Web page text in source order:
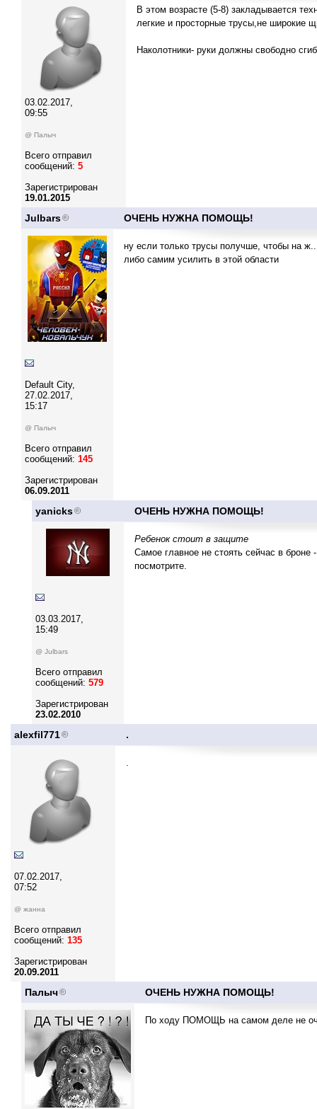
03.02.2017,
09:55
@ Палыч
Всего отправил
сообщений: 5
Зарегистрирован
19.01.2015
В этом возрасте (5-8) закладывается
легкие и просторные трусы,не широкие
Наколотники- руки должны свободно
Julbars ОЧЕНЬ НУЖНА ПОМОЩЬ!
Default City,
27.02.2017,
15:17
@ Палыч
Всего отправил
сообщений: 145
Зарегистрирован
06.09.2011
ну если только трусы получше, чтобы на
либо самим усилить в этой области
yanicks ОЧЕНЬ НУЖНА ПОМОЩЬ!
03.03.2017,
15:49
@ Julbars
Всего отправил
сообщений: 579
Зарегистрирован
23.02.2010
Ребенок стоит в защите
Самое главное не стоять сейчас в
посмотрите.
alexfil771 .
07.02.2017,
07:52
@ жанна
Всего отправил
сообщений: 135
Зарегистрирован
20.09.2011
.
Палыч ОЧЕНЬ НУЖНА ПОМОЩЬ!
По ходу ПОМОЩЬ на самом деле не